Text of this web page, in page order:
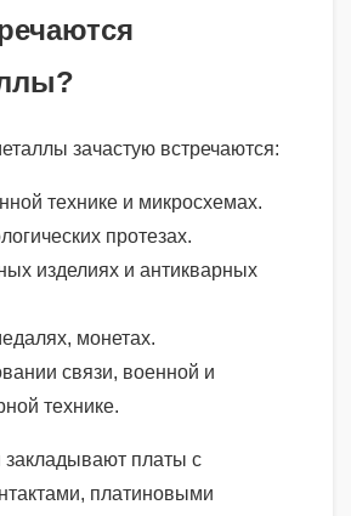
зачастую встречаются:
технике и микросхемах.
протезах.
изделиях и антикварных
монетах.
связи, военной и
технике.
закладывают платы с
платиновыми